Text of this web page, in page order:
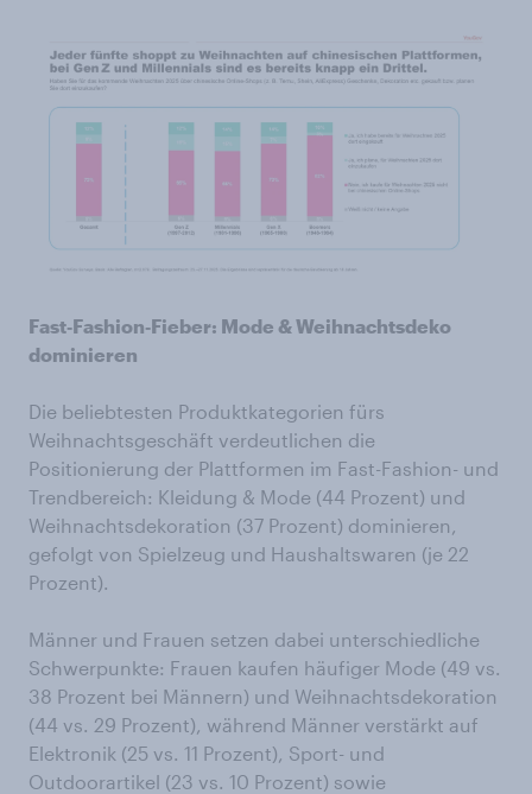
Fast‑Fashion‑Fieber: Mode & Weihnachtsdeko
dominieren
Die beliebtesten Produktkategorien fürs
Weihnachtsgeschäft verdeutlichen die
Positionierung der Plattformen im Fast-Fashion- und
Trendbereich: Kleidung & Mode (44 Prozent) und
Weihnachtsdekoration (37 Prozent) dominieren,
gefolgt von Spielzeug und Haushaltswaren (je 22
Prozent).
Männer und Frauen setzen dabei unterschiedliche
Schwerpunkte: Frauen kaufen häufiger Mode (49 vs.
38 Prozent bei Männern) und Weihnachtsdekoration
(44 vs. 29 Prozent), während Männer verstärkt auf
Elektronik (25 vs. 11 Prozent), Sport- und
Outdoorartikel (23 vs. 10 Prozent) sowie